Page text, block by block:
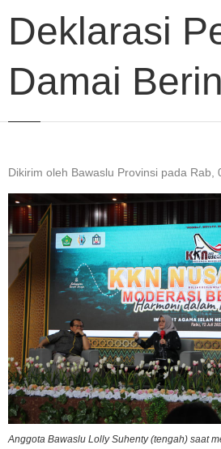
Deklarasi
Damai
Dikirim oleh Bawaslu Provinsi pada Rab,
Anggota Bawaslu Lolly Suhenty (tengah) saat